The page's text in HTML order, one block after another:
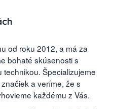
od roku 2012, a má za
bohaté skúsenosti s
Špecializujeme
a veríme, že s
každému z Vás.